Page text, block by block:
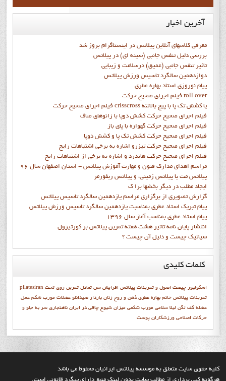
آخرین اخبار
معرفی کلاسهای آنلاین پیلاتس در اینستاگرام بروز شد
بررسی دلیل تنفس جانبی (سینه ای) در پیلاتس
تاثیر تنفس جانبی (عمیق) درسلامت و زیبایی
دوازدهمين سالگرد تاسيس ورزش پيلاتس
پيام نوروزي استاد بهاره عطري
فيلم اجراي صحيح حرکت roll over
فيلم اجراي صحيح حركت crisscross يا كشش تك پا با پيچ بالاتنه
فيلم اجراي صحيح حرکت كشش دوپا با زانوهاي صاف
فيلم اجراي صحيح حرکت گهواره با پاي باز
فيلم اجراي صحيح حرکت کشش تک پا و کشش دوپا
فيلم اجراي صحيح حرکت تيزرو اشاره به برخي اشتباهات رايج
فيلم اجراي صحيح حرکت هاندرد و اشاره به برخي از اشتباهات رايج
مراسم اهدای مدارک فنون و مهارت آموزش پیلاتس - استان اصفهان سال 96
پیلاتس مت یا پیلاتس زمینی، و پیلاتس ریفورمر
ايجاد مطلب در ديگر بخشها برا ک
گزارش تصويري از برگزاري مراسم يازدهمين سالگرد تاسيس پيلاتس
پيام تبريک استاد عطري بمناسبت يازدهمين سالگرد تاسيس ورزش پيلاتس
پيام استاد عطري بمناسب آغاز سال 1396
انتشار پايان نامه تاثیر هشت هفته تمرین پیلاتس بر کورتیزول
سیاتیک چیست و دلیل آن چیست ؟
کلماتکلیدی
pilatesiran اسکولیوز چیست اصول و تمرينات پيلاتس افزایش سن تعادل تمرين روي تخت
تمرينات پيلاتس خانم بهاره عطري ذهن و روح زنان باردار صیدانلو عضلات مورب شکم عمل
عضله كف لگن ليلا سلامي مورب شکمی میزان شیوع چاقی در ایران ناهنجاری سر به جلو و
حرکات اصلاحی ورزشكاران پوست
کليه حقوق سايت متعلق به موسسه پيلاتس ايرانيان محفوظ مي باشد
هرگونه کپي برداري از مطالب سايت بدون لينک منبع داراي پيگرد قانوني است.